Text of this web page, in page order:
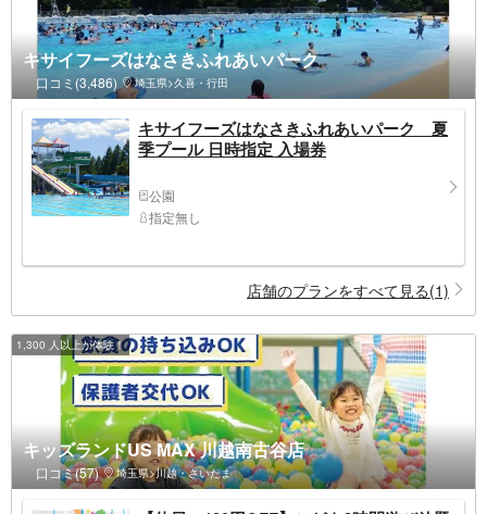
キサイフーズはなさきふれあいパーク
口コミ(3,486) 埼玉県>久喜・行田
キサイフーズはなさきふれあいパーク 夏
季プール 日時指定 入場券
公園
指定無し
店舗のプランをすべて見る(1)
1,300 人以上が体験！
キッズランドUS MAX 川越南古谷店
口コミ(57) 埼玉県>川越・さいたま